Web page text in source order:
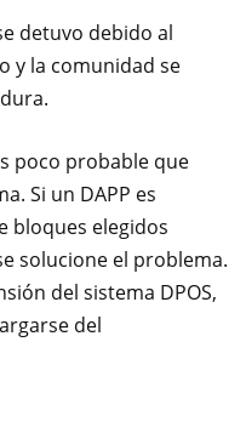
detuvo debido al
y la comunidad se
poco probable que
Si un DAPP es
bloques elegidos
solucione el problema.
del sistema DPOS,
del